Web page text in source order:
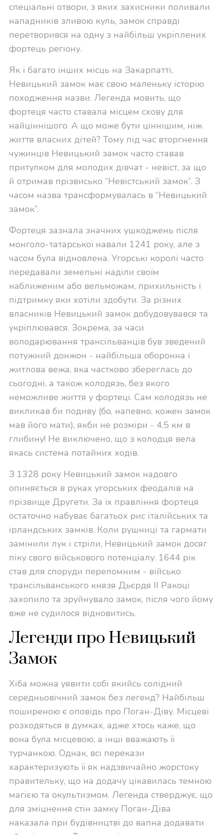
спеціальні отвори, з яких захисники поливали
нападників зливою куль, замок справді
перетворився на одну з найбільш укріплених
фортець регіону.
Як і багато інших місць на Закарпатті,
Невицький замок має свою маленьку історію
походження назви. Легенда мовить, що
фортеця часто ставала місцем схову для
найціннішого. А що може бути ціннішим, ніж
життя власних дітей? Тому під час вторгнення
чужинців Невицький замок часто ставав
притулком для молодих дівчат - невіст, за що
й отримав прізвисько “Невістський замок”. З
часом назва трансформувалась в “Невицький
замок”.
Фортеця зазнала значних ушкоджень після
монголо-татарської навали 1241 року, але з
часом була відновлена. Угорські королі часто
передавали земельні наділи своїм
наближеним або вельможам, прихильність і
підтримку яки хотіли здобути. За різних
власників Невицький замок добудовувався та
укріплювався. Зокрема, за часи
володарювання трансільванців був зведений
потужний донжон - найбільша оборонна і
житлова вежа, яка частково збереглась до
сьогодні, а також колодязь, без якого
неможливе життя у фортеці. Сам колодязь не
викликав би подиву (бо, напевно, кожен замок
мав його мати), якби не розміри - 4,5 км в
глибину! Не виключено, що з колодця вела
якась система потайних ходів.
З 1328 року Невицький замок надовго
опиняється в руках угорських феодалів на
прізвище Другети. За їх правління фортеця
остаточно набуває багатьох рис італійських та
ірландських замків. Коли рушниці та гармати
замінили лук і стріли, Невицький замок досяг
піку свого військового потенціалу. 1644 рік
став для споруди переломним - військо
трансільванського князя Дьєрдя II Ракоці
захопило та зруйнувало замок, після чого йому
вже не судилося відновитись.
Легенди про Невицький
Замок
Хіба можна уявити собі якийсь солідний
середньовічний замок без легенд? Найбільш
поширеною є оповідь про Поган-Діву. Місцеві
розходяться в думках, адже хтось каже, що
вона була місцевою, а інші вважають її
турчанкою. Однак, всі перекази
характеризують її як надзвичайно жорстоку
правительку, що на додачу цікавилась темною
магією та окультизмом. Легенда стверджує, що
для зміцнення стін замку Поган-Діва
наказала при будівництві до вапна додавати